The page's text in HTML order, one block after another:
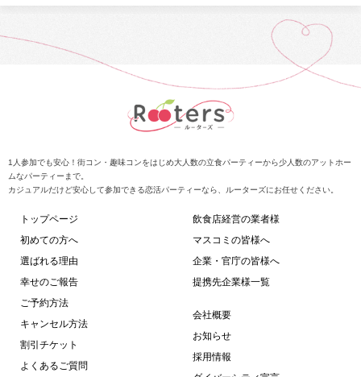
1人参加でも安心！街コン・趣味コンをはじめ大人数の立食パーティーから少人数のアットホー
ムなパーティーまで。
カジュアルだけど安心して参加できる恋活パーティーなら、ルーターズにお任せください。
トップページ
初めての方へ
選ばれる理由
幸せのご報告
ご予約方法
キャンセル方法
割引チケット
よくあるご質問
飲食店経営の業者様
マスコミの皆様へ
企業・官庁の皆様へ
提携先企業様一覧
会社概要
お知らせ
採用情報